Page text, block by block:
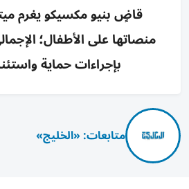
بإجراءات حماية
متابعات: «الخليج»